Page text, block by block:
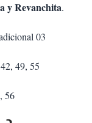
y Revanchita.
03
49, 55
56